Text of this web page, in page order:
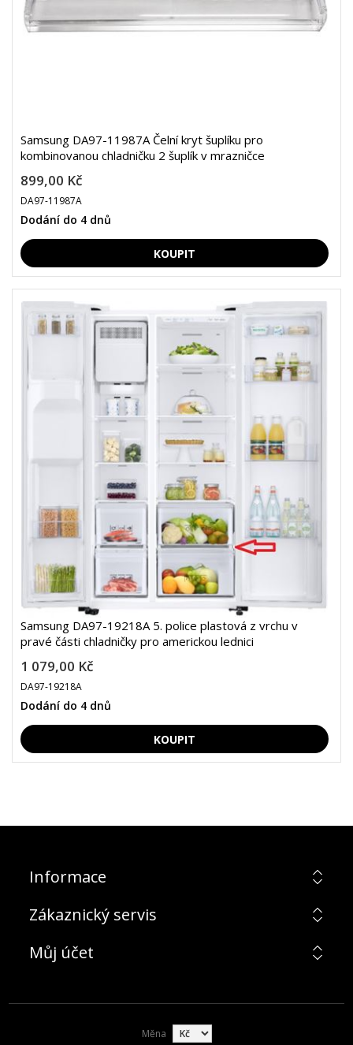
Samsung DA97-11987A Čelní kryt šuplíku pro
kombinovanou chladničku 2 šuplík v mrazničce
899,00 Kč
DA97-11987A
Dodání do 4 dnů
Samsung DA97-19218A 5. police plastová z vrchu v
pravé části chladničky pro americkou lednici
1 079,00 Kč
DA97-19218A
Dodání do 4 dnů
Informace
Zákaznický servis
Můj účet
Měna